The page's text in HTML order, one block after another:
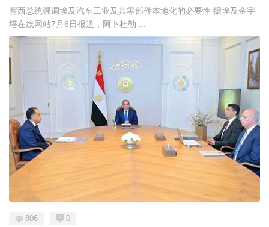
塞西总统强调埃及汽车工业及其零部件本地化的必要性 据埃及金字
塔在线网站7月6日报道，阿卜杜勒 ...
806 0